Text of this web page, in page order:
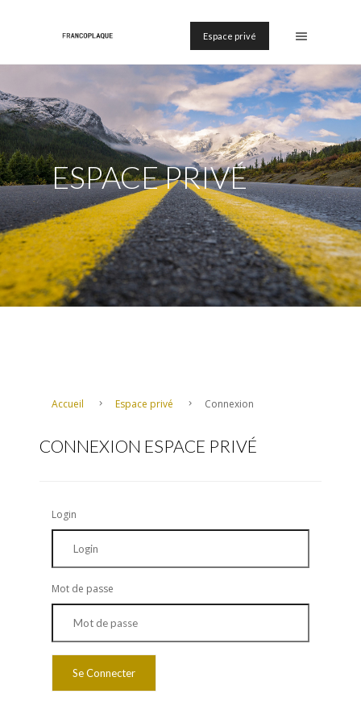
Espace privé
ESPACE PRIVÉ
Accueil Espace privé Connexion
CONNEXION ESPACE PRIVÉ
Login
Mot de passe
Se Connecter